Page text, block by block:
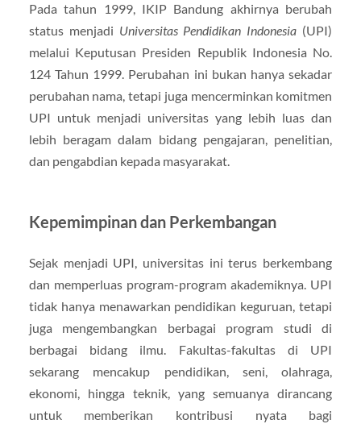
Pada tahun 1999, IKIP Bandung akhirnya berubah
status menjadi Universitas Pendidikan Indonesia (UPI)
melalui Keputusan Presiden Republik Indonesia No.
124 Tahun 1999. Perubahan ini bukan hanya sekadar
perubahan nama, tetapi juga mencerminkan komitmen
UPI untuk menjadi universitas yang lebih luas dan
lebih beragam dalam bidang pengajaran, penelitian,
dan pengabdian kepada masyarakat.
Kepemimpinan dan Perkembangan
Sejak menjadi UPI, universitas ini terus berkembang
dan memperluas program-program akademiknya. UPI
tidak hanya menawarkan pendidikan keguruan, tetapi
juga mengembangkan berbagai program studi di
berbagai bidang ilmu. Fakultas-fakultas di UPI
sekarang mencakup pendidikan, seni, olahraga,
ekonomi, hingga teknik, yang semuanya dirancang
untuk memberikan kontribusi nyata bagi